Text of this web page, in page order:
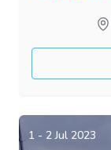
1 - 2 Jul 2023